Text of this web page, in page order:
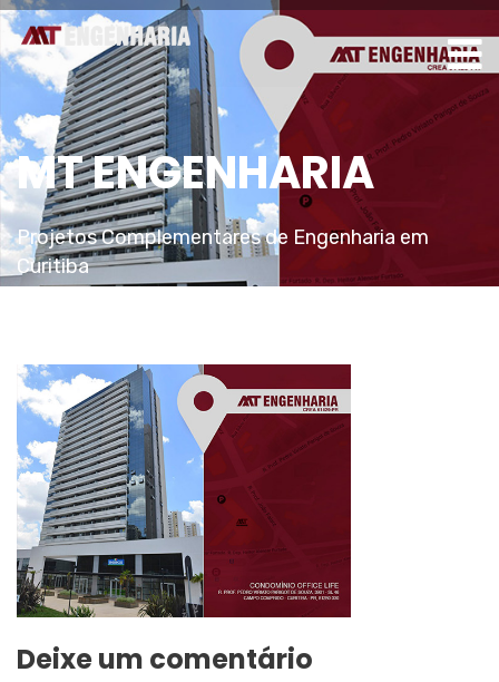
MT ENGENHARIA
Projetos Complementares de Engenharia em
Curitiba
Deixe um comentário